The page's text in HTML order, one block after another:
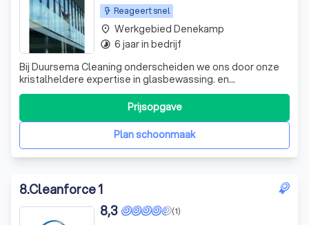
Reageert snel
Bij Duursema Cleaning onderscheiden we ons door onze
kristalheldere expertise in glasbewassing. en
schoonmaakwerkzwaamheden Wij garanderen streeploze
resultaten, of het nu gaat om eenmalige of periodieke
klussen. Laat uw pand stralen en vraag vandaag nog een
gratis offerte aan om te ontdekken wat w
Plan schoonmaak
Prijsopgave
place Werkgebied Denekamp
timelapse 6 jaar in bedrijf
8.Cleanforce 1
(1)
8,3